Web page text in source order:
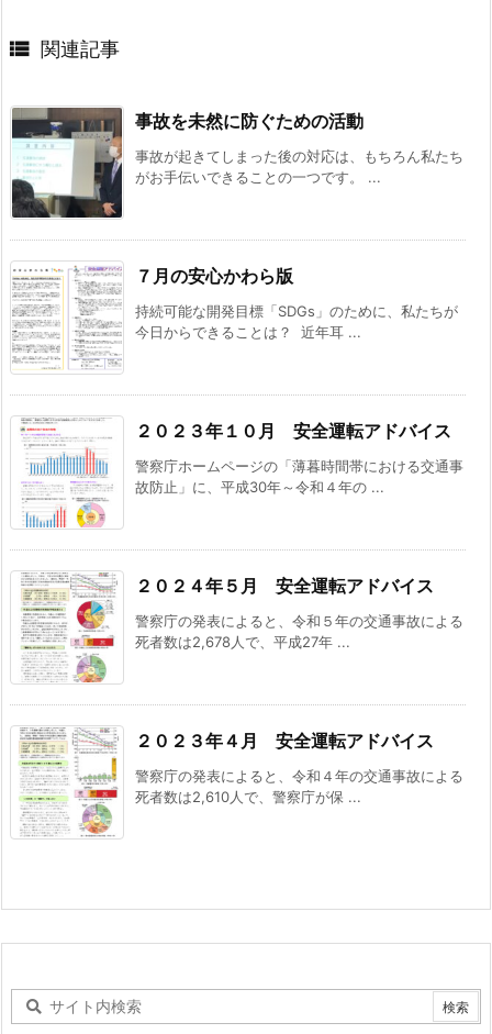
 関連記事
事故を未然に防ぐための活動
事故が起きてしまった後の対応は、もちろん私たち
がお手伝いできることの一つです。 ...
７月の安心かわら版
持続可能な開発目標「SDGs」のために、私たちが
今日からできることは？ 近年耳 ...
２０２３年１０月 安全運転アドバイス
警察庁ホームページの「薄暮時間帯における交通事
故防止」に、平成30年～令和４年の ...
２０２４年５月 安全運転アドバイス
警察庁の発表によると、令和５年の交通事故による
死者数は2,678人で、平成27年 ...
２０２３年４月 安全運転アドバイス
警察庁の発表によると、令和４年の交通事故による
死者数は2,610人で、警察庁が保 ...